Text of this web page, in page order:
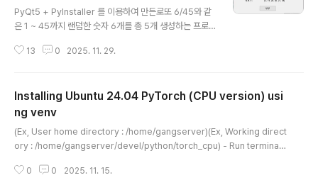
PyQt5 + PyInstaller 를 이용하여 만든로또 6/45와 같
은 1 ~ 45까지 랜덤한 숫자 6개를 총 5개 생성하는 프로
해 분할압축되었으니 (lotto645.zip, lotto645.z01)다
5.exe 실행파일이 만들어집니다.이 파일을 윈도우탐색기
에서 실행하시면 됩니다. [ 실행 화면 ][ 생성 ] 버튼 클릭
시 랜덤 번호 생성됩니다. * 웹으로 만든 로또 6/45 랜덤
생성 프로그램은 아래 URL에 있습니다.이것은 PyScript
로 만들었습니다. (웹브라우저의 소스보기 하면 PyScript
..
13 0 2025. 11. 29.
Installing Ubuntu 24.04 PyTorch (CPU version) usi
ng venv
(Ex, User home directory : /home/gangserver)(Ex, Working direct
ory : /home/gangserver/devel/python/torch_cpu) - Run terminal
sudo ln -s python3 python$ cd [ Execution log ]gangserver@RC
0 0 2025. 11. 15.